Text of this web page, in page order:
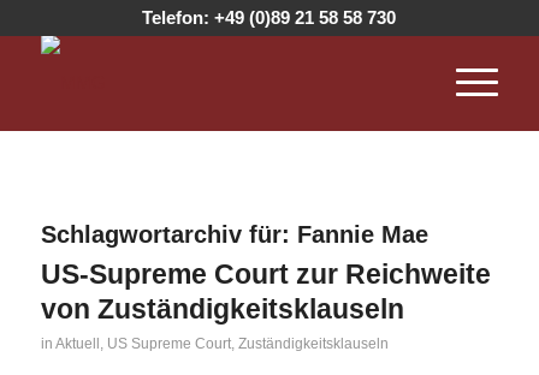
Telefon:+49 (0)89 21 58 58 730
Schlagwortarchiv für: Fannie Mae
US-Supreme Court zur Reichweite
von Zuständigkeitsklauseln
in Aktuell , US Supreme Court, Zuständigkeitsklauseln